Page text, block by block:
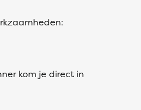
kom je direct in